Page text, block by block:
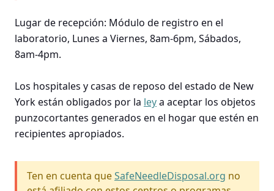
Lugar de recepción: Módulo de registro en el
laboratorio, Lunes a Viernes, 8am-6pm, Sábados,
8am-4pm.
Los hospitales y casas de reposo del estado de New
York están obligados por la leya aceptar los objetos
punzocortantes generados en el hogar que estén en
recipientes apropiados.
Ten en cuenta queSafeNeedleDisposal.org no